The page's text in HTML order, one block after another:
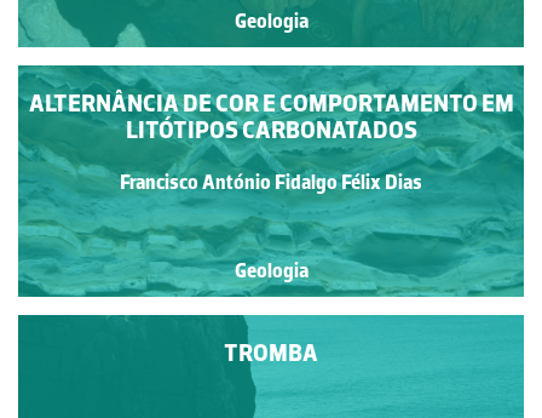
Geologia
ALTERNÂNCIA DE COR E COMPORTAMENTO EM
LITÓTIPOS CARBONATADOS
Francisco António Fidalgo Félix Dias
Geologia
TROMBA